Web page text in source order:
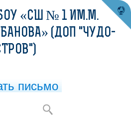
«СШ № 1 ИМ.М.
(ДОП "ЧУДО-
письмо